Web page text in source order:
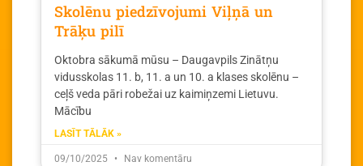
Skolēnu piedzīvojumi Viļņā un
Trāķu pilī
Oktobra sākumā mūsu – Daugavpils Zinātņu
vidusskolas 11. b, 11. a un 10. a klases skolēnu –
ceļš veda pāri robežai uz kaimiņzemi Lietuvu.
Mācību
LASĪT TĀLĀK »
09/10/2025 Nav komentāru